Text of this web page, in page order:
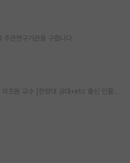
관연구기관을 구합니다.
현 카이스트 나노기술종합원장, 이조원 교수 [한양대 공대+etc 출신 인물들 (3)]